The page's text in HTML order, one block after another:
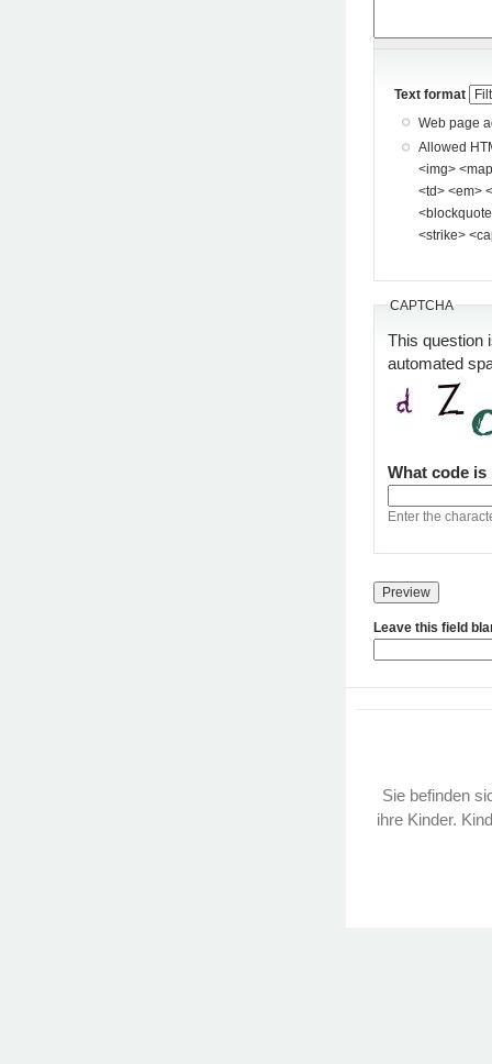
Text format
Web page
Allowed HTML tags: <a> <p> <span> <div>
<img> <map> <area> <hr> <br>
<td> <em> <b> <u> <i>
<blockquote> <pre>
<strike>
CAPTCHA
This question
automated
What code
Enter the
Leave this field
Sie befinden
ihre Kinder.